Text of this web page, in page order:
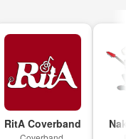
RitA Coverband